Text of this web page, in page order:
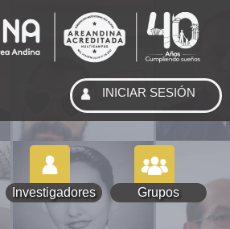
Investigadores Grupos
INICIAR SESIÓN